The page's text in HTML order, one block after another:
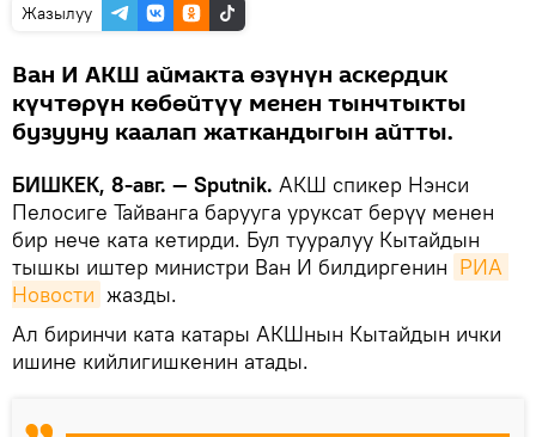
Жазылуу
Ван И АКШ аймакта өзүнүн аскердик
күчтөрүн көбөйтүү менен тынчтыкты
бузууну каалап жаткандыгын айтты.
БИШКЕК, 8-авг. — Sputnik. АКШ спикер Нэнси
Пелосиге Тайванга барууга уруксат берүү менен
бир нече ката кетирди. Бул тууралуу Кытайдын
тышкы иштер министри Ван И билдиргенин РИА
Новости жазды.
Ал биринчи ката катары АКШнын Кытайдын ички
ишине кийлигишкенин атады.